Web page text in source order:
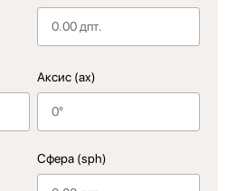
Аксис (ax)
Сфера (sph)